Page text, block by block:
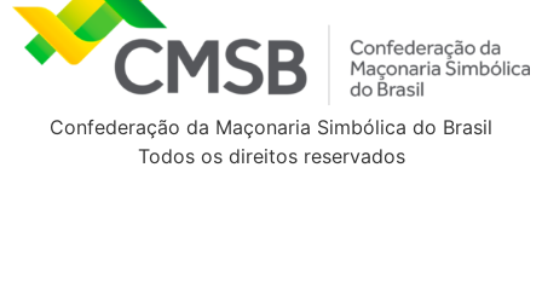
Confederação da Maçonaria Simbólica do Brasil
Todos os direitos reservados